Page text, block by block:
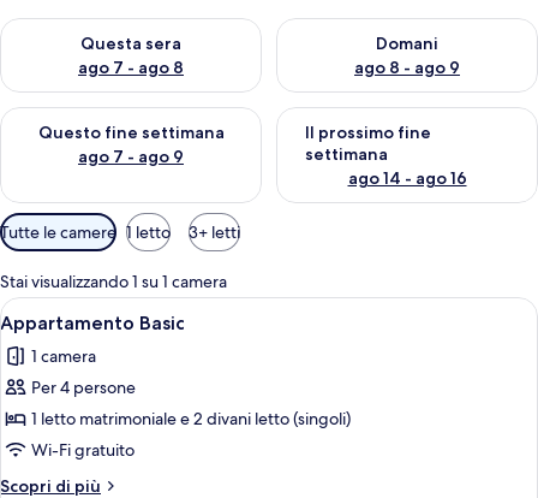
Questa sera
ago 7 - ago 8
Verifica la disponibilità per questa sera, ago 7 - ago 8
Domani
ago 8 - ago 9
Verifica la disponibilità per
Questo fine settimana
ago 7 - ago 9
Verifica la disponibilità per questo fine settimana, ago 7 - ago
Il prossimo fine
settimana
ago 14 - ago 16
Verifica la disponibilità per il
Filtri
disponibili
per
le
camere
Tutte le camere 1 letto 3+ letti
Stai visualizzando 1 su 1 camera
Apri
tutte
le
foto
per
Appartamento
Basic
Un balcone con tavolo e sedie,
1
Appartamento Basic
1 camera
Per 4 persone
1 letto matrimoniale e 2 divani letto (singoli)
Wi-Fi gratuito
Scopri di più
Altri